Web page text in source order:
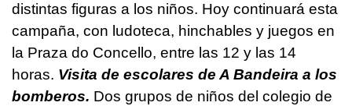
distintas figuras a los niños. Hoy continuará esta
campaña, con ludoteca, hinchables y juegos en
la Praza do Concello, entre las 12 y las 14
horas. Visita de escolares de A Bandeira a los
bomberos. Dos grupos de niños del colegio de